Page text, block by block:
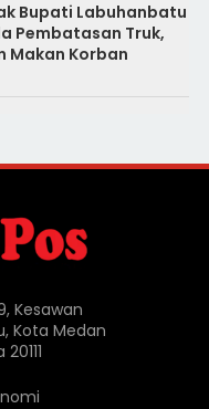
Bupati Labuhanbatu
Pembatasan Truk,
Makan Korban
Kesawan
Kota Medan